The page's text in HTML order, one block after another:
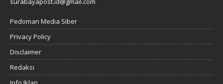
Pedoman Media Siber
Privacy Policy
Disclaimer
Redaksi